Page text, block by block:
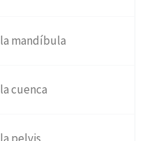
la mandíbula
la cuenca